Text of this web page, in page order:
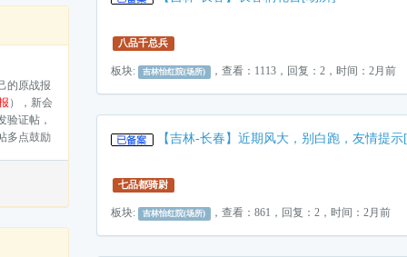
的原战报
），新会
验证帖，
多点鼓励
八品千总兵
板块: 吉林怡红院(场所) ，查看：1113，回复：2，时间：2月前
【吉林-长春】近期风大，别白跑，友情提示
七品都骑尉
板块: 吉林怡红院(场所) ，查看：861，回复：2，时间：2月前